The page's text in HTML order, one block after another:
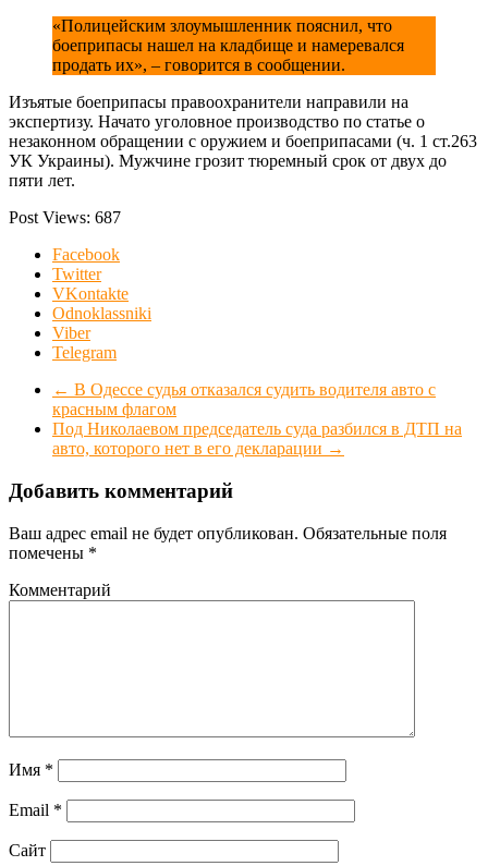
«Полицейским злоумышленник пояснил, что
боеприпасы нашел на кладбище и намеревался
продать их», – говорится в сообщении.
Изъятые боеприпасы правоохранители направили на
экспертизу. Начато уголовное производство по статье о
незаконном обращении с оружием и боеприпасами (ч. 1 ст.263
УК Украины). Мужчине грозит тюремный срок от двух до
пяти лет.
Post Views: 687
Facebook
Twitter
VKontakte
Odnoklassniki
Viber
Telegram
← В Одессе судья отказался судить водителя авто с
красным флагом
Под Николаевом председатель суда разбился в ДТП на
авто, которого нет в его декларации →
Добавить комментарий
Ваш адрес email не будет опубликован. Обязательные поля
помечены *
Комментарий
Имя *
Email *
Сайт